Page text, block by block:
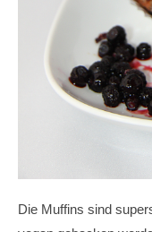
Die Muffins sind